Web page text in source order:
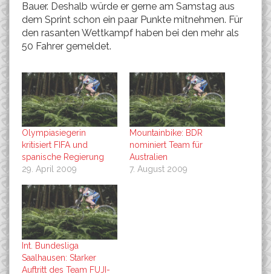
Bauer. Deshalb würde er gerne am Samstag aus
dem Sprint schon ein paar Punkte mitnehmen. Für
den rasanten Wettkampf haben bei den mehr als
50 Fahrer gemeldet.
Olympiasiegerin
kritisiert FIFA und
spanische Regierung
29. April 2009
Mountainbike: BDR
nominiert Team für
Australien
7. August 2009
Int. Bundesliga
Saalhausen: Starker
Auftritt des Team FUJI-